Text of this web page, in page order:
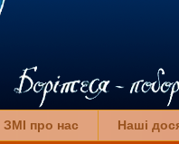
ЗМІ про нас Наші